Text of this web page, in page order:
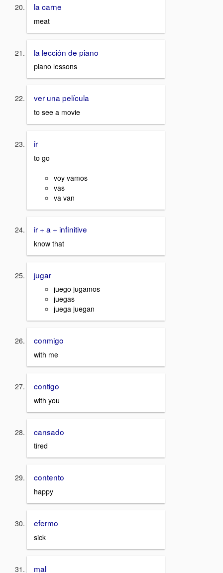
la carne
meat
la lección de piano
piano lessons
ver una película
to see a movie
ir
to go
voy vamos
vas
va van
ir + a + infinitive
know that
jugar
juego jugamos
juegas
juega juegan
conmigo
with me
contigo
with you
cansado
tired
contento
happy
efermo
sick
mal